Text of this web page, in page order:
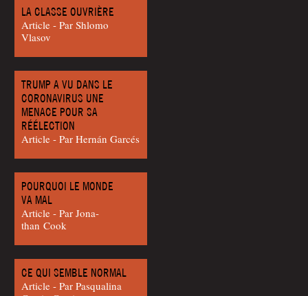
LA CLASSE OUVRIÈRE
Article - Par Shlo­mo
Vlasov
TRUMP A VU DANS LE
CORONAVIRUS UNE
MENACE POUR SA
RÉÉLECTION
Article - Par Hernán Garcés
POURQUOI LE MONDE
VA MAL
Article - Par Jona­
than Cook
CE QUI SEMBLE NORMAL
Article - Par Pas­qua­li­na